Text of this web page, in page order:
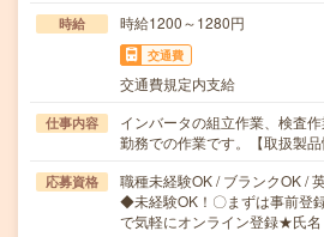
時給 時給1200～1280円
交通費
交通費規定内支給
仕事内容
インバータの組立作業、検査
勤務での作業です。【取扱製
応募資格
職種未経験OK / ブランクOK /
◆未経験OK！〇まずは事前登
で気軽にオンライン登録★氏